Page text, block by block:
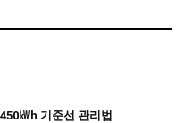
㎾h 기준선 관리법